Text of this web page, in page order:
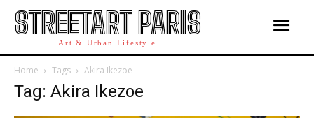
STREETART PARIS
Art & Urban Lifestyle
Home Tags Akira Ikezoe
Tag: Akira Ikezoe